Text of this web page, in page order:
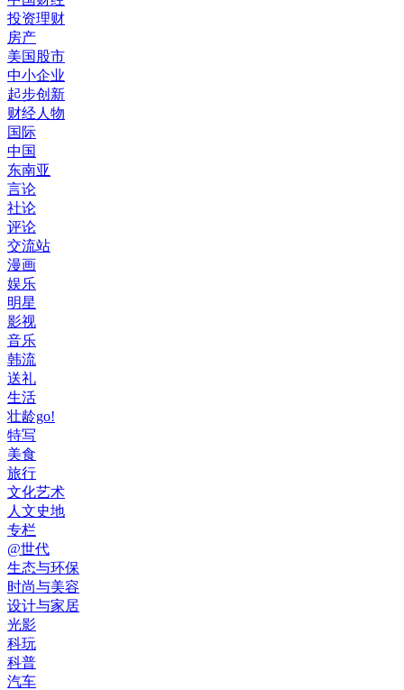
投资理财
房产
美国股市
中小企业
起步创新
财经人物
国际
中国
东南亚
言论
社论
评论
交流站
漫画
娱乐
明星
影视
音乐
韩流
送礼
生活
壮龄go!
特写
美食
旅行
文化艺术
人文史地
专栏
@世代
生态与环保
时尚与美容
设计与家居
光影
科玩
科普
汽车